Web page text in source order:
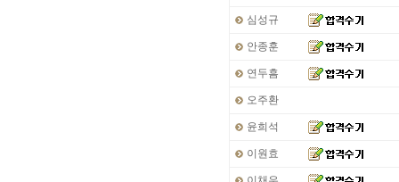
심성규
안종훈
연두흠
오주환
윤희석
이원효